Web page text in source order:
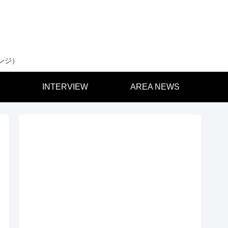
）
INTERVIEW AREA NEWS